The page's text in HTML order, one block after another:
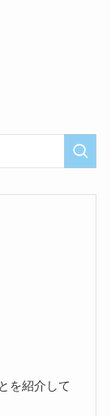
を紹介して